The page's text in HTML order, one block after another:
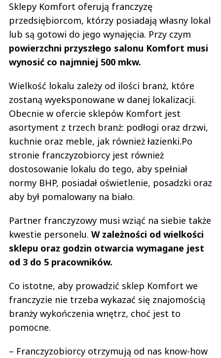
Sklepy Komfort oferują franczyzę
przedsiębiorcom, którzy posiadają własny lokal
lub są gotowi do jego wynajęcia. Przy czym
powierzchni przyszłego salonu Komfort musi
wynosić co najmniej 500 mkw.
Wielkość lokalu zależy od ilości branż, które
zostaną wyeksponowane w danej lokalizacji.
Obecnie w ofercie sklepów Komfort jest
asortyment z trzech branż: podłogi oraz drzwi,
kuchnie oraz meble, jak również łazienki.Po
stronie franczyzobiorcy jest również
dostosowanie lokalu do tego, aby spełniał
normy BHP, posiadał oświetlenie, posadzki oraz
aby był pomalowany na biało.
Partner franczyzowy musi wziąć na siebie także
kwestie personelu. W zależności od wielkości
sklepu oraz godzin otwarcia wymagane jest
od 3 do 5 pracowników.
Co istotne, aby prowadzić sklep Komfort we
franczyzie nie trzeba wykazać się znajomością
branży wykończenia wnętrz, choć jest to
pomocne.
– Franczyzobiorcy otrzymują od nas know-how